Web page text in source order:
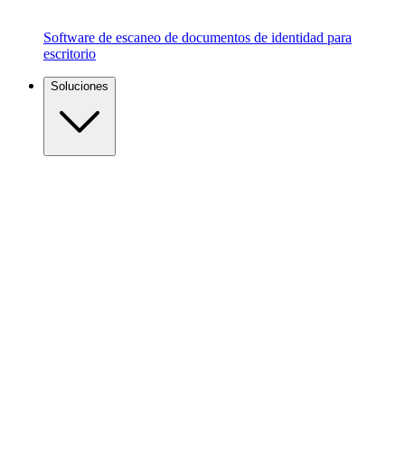
Software de escaneo de documentos de identidad para
escritorio
Soluciones